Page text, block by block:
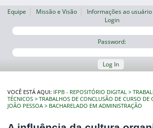
Equipe Missão e Visão Informações ao usuário
Login
Password:
Log In
VOCÊ ESTÁ AQUI: IFPB - REPOSITÓRIO DIGITAL
TÉCNICOS
TRABALHOS DE CONCLUSÃO DE CURSO DE
JOÃO PESSOA
BACHARELADO EM ADMINISTRAÇÃO